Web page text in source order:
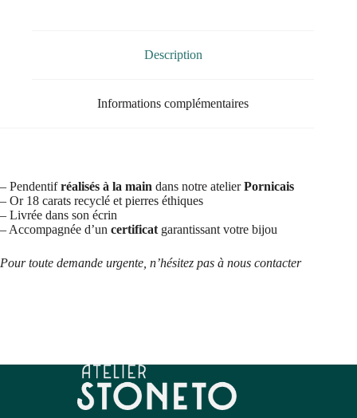
Description
Informations complémentaires
– Pendentifréalisés à la main dans notre atelierPornicais
– Or 18 carats recyclé et pierres éthiques
– Livrée dans son écrin
– Accompagnée d’un certificat garantissant votre bijou
Pour toute demande urgente, n’hésitez pas à nous contacter